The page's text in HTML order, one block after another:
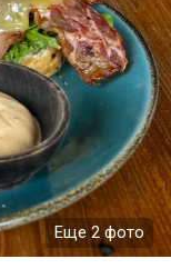
Еще 2 фото